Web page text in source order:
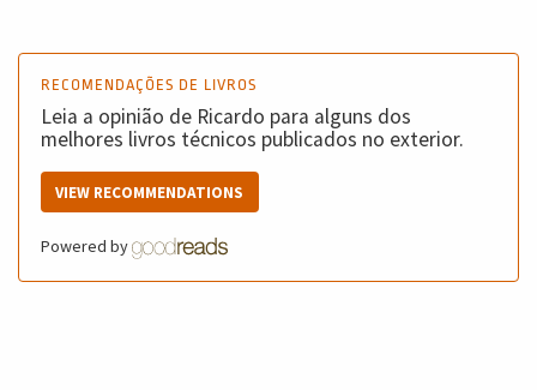
RECOMENDAÇÕES DE LIVROS
Leia a opinião de Ricardo para alguns dos
melhores livros técnicos publicados no exterior.
VIEW RECOMMENDATIONS
Powered by